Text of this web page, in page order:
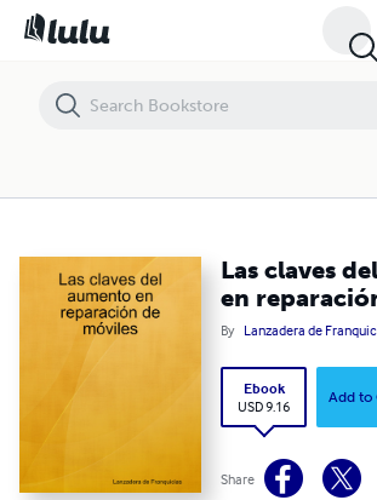
Las claves
en
By Lanzadera de
Ebook
USD 9.16
Add to
Share
Las claves del aumento en reparación de móviles